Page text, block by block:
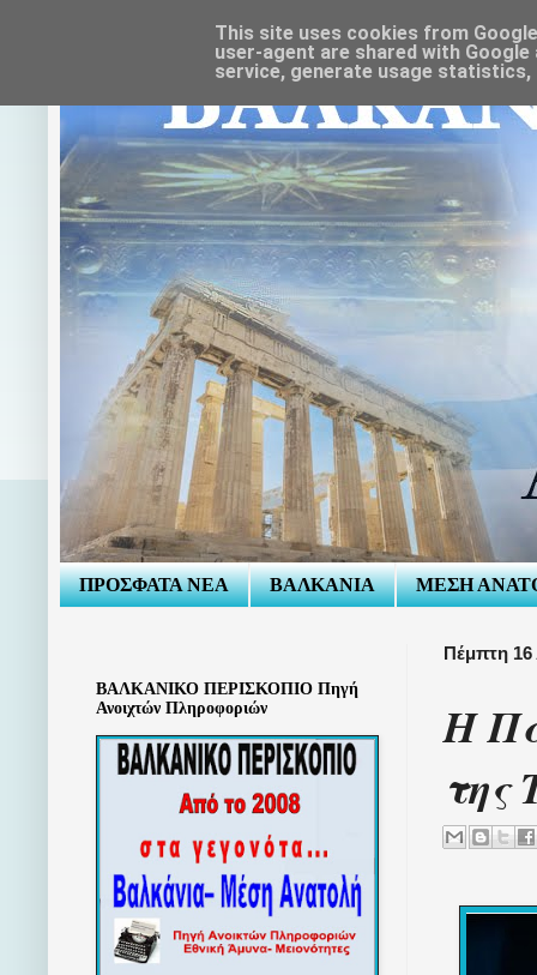
ΠΡΟΣΦΑΤΑ ΝΕΑ ΒΑΛΚΑΝΙΑ ΜΕΣΗ
Πέμπτη
Η
της
ΒΑΛΚΑΝΙΚΟ ΠΕΡΙΣΚΟΠΙΟ Πηγή
Ανοιχτών Πληροφοριών
This site uses cookies from
user-agent are shared with
service, generate usage statistics,